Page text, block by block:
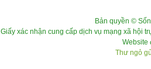
Bản quyền ©
Giấy xác nhận cung cấp dịch vụ mạng xã hội
Website
Thư ngỏ